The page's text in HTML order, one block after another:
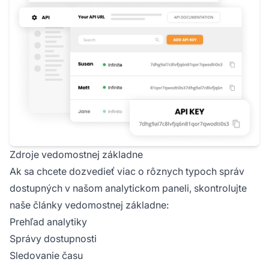
Zdroje vedomostnej základne
Ak sa chcete dozvedieť viac o rôznych typoch správ
dostupných v našom analytickom paneli, skontrolujte
naše články vedomostnej základne:
Prehľad analytiky
Správy dostupnosti
Sledovanie času